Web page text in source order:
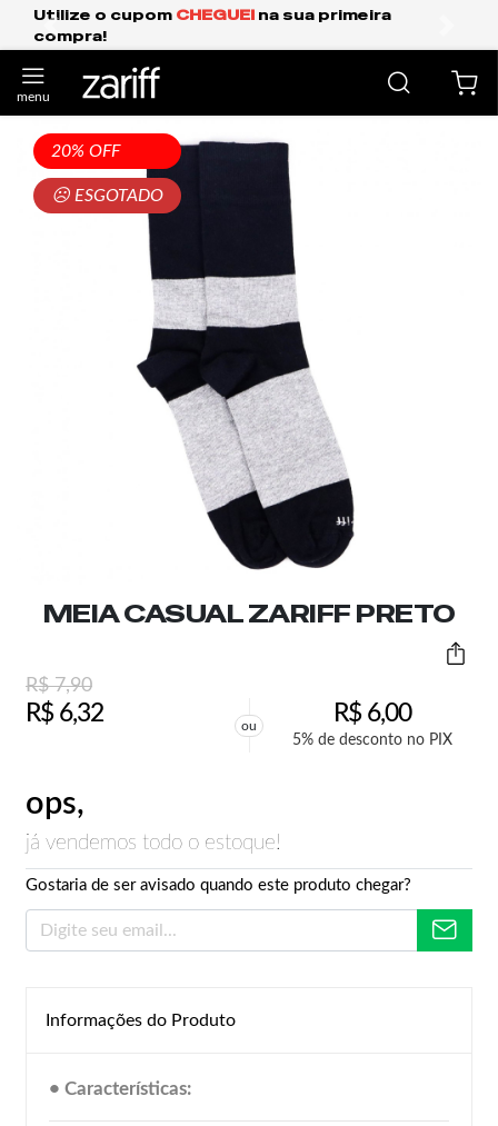
Utilize o cupomCHEGUEIna sua primeira
compra!
anterior
20% OFF
☹ ESGOTADO
MEIA CASUAL ZARIFF PRETO
R$7,90
R$6,32 ou R$6,00
5% de desconto no PIX
ops,
já vendemos todo o estoque!
Gostaria de ser avisado quando este produto chegar?
Informações do Produto
• Características: